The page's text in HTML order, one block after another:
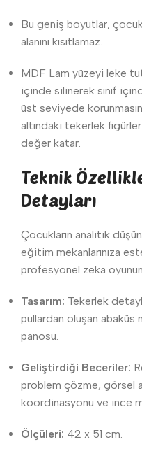
Bu geniş boyutlar,
alanını kısıtlamaz.
MDF Lam yüzeyi leke
içinde silinerek sınıf
üst seviyede
altındaki tekerlek
değer katar.
Teknik
Detayları
Çocukların analitik
eğitim mekanlarınıza
profesyonel zeka
Tasarım: Tekerlek
pullardan oluşan abaküs
panosu.
Geliştirdiği Beceriler:
problem çözme, görsel
koordinasyonu ve ince
Ölçüleri: 42 x 51 cm.